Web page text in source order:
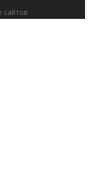
сайтов